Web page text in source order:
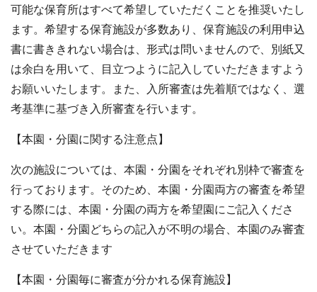
可能な保育所はすべて希望していただくことを推奨いたし
ます。希望する保育施設が多数あり、保育施設の利用申込
書に書ききれない場合は、形式は問いませんので、別紙又
は余白を用いて、目立つように記入していただきますよう
お願いいたします。また、入所審査は先着順ではなく、選
考基準に基づき入所審査を行います。
【本園・分園に関する注意点】
次の施設については、本園・分園をそれぞれ別枠で審査を
行っております。そのため、本園・分園両方の審査を希望
する際には、本園・分園の両方を希望園にご記入くださ
い。本園・分園どちらの記入が不明の場合、本園のみ審査
させていただきます
【本園・分園毎に審査が分かれる保育施設】